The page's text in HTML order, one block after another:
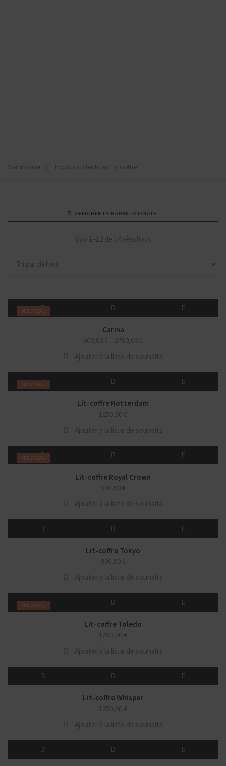
Sommaire Produits identifiés “lit coffre”
AFFICHER LA BARRE LATÉRALE
Voir 1–12 de 14 résultats
NOUVEAU
Carina
600,00 € – 2790,00 €
Ajouter à la liste de souhaits
NOUVEAU
Lit-coffre Rotterdam
1250,00 €
Ajouter à la liste de souhaits
NOUVEAU
Lit-coffre Royal Crown
990,00 €
Ajouter à la liste de souhaits
Lit-coffre Tokyo
990,00 €
Ajouter à la liste de souhaits
NOUVEAU
Lit-coffre Toledo
1250,00 €
Ajouter à la liste de souhaits
Lit-coffre Whisper
1250,00 €
Ajouter à la liste de souhaits